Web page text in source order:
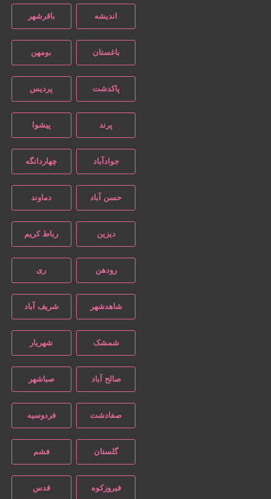
اندیشه باقرشهر
باغستان بومهن
پاکدشت پردیس
پیشوا
جوادآباد چهاردانگه
حسن آباد دماوند
دیزین رباط کریم
رودهن
شاهدشهر شریف آباد
شمشک شهریار
صالح آباد صباشهر
صفادشت فردوسیه
گلستان فشم
فیروزکوه قدس